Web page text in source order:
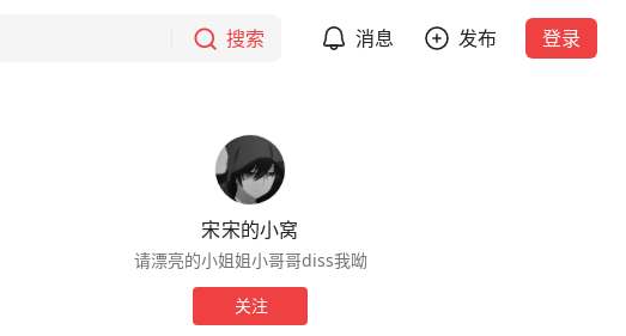
搜索 消息 发布 登录
宋宋的小窝
请漂亮的小姐姐小哥哥diss我呦
关注